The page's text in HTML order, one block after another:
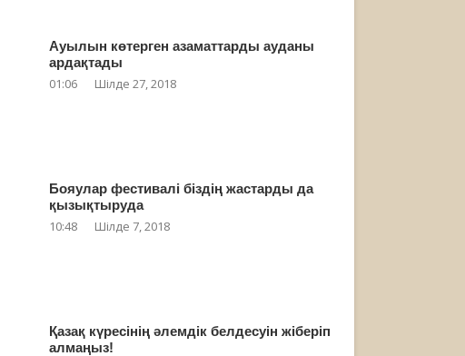
Ауылын көтерген азаматтарды ауданы
ардақтады
01:06 Шілде 27, 2018
Бояулар фестивалі біздің жастарды да
қызықтыруда
10:48 Шілде 7, 2018
Қазақ күресінің әлемдік белдесуін жіберіп
алмаңыз!